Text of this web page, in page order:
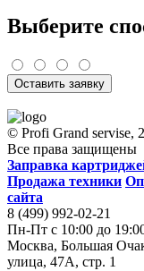
Выберите
Оставить заявку
© Profi Grand servise,
Все права защищены
Заправка
Продажа техники
сайта
8 (499) 992-02-21
Пн-Пт с 10:00 до
Москва, Большая
улица, 47А, стр. 1